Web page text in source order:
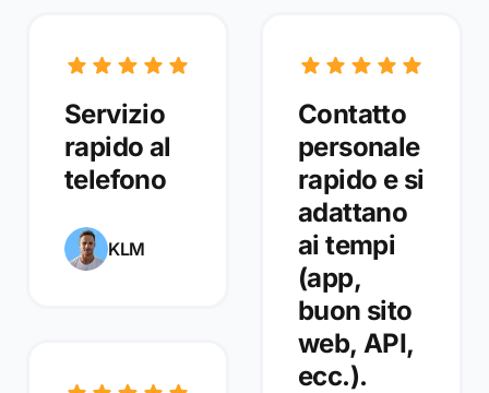
Servizio
rapido al
telefono
KLM
Contatto
personale
rapido e si
adattano
ai tempi
(app,
buon sito
web, API,
ecc.).